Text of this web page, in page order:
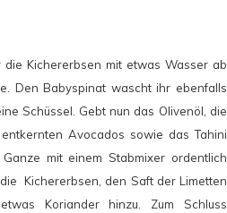
die Kichererbsen mit etwas Wasser ab
Den Babyspinat wascht ihr ebenfalls
Schüssel. Gebt nun das Olivenöl, die
Avocados sowie das Tahini
mit einem Stabmixer ordentlich
Kichererbsen, den Saft der Limetten
Koriander hinzu. Zum Schluss